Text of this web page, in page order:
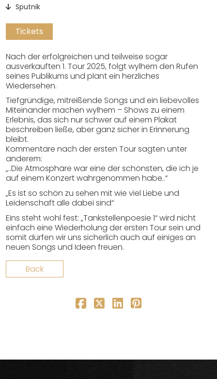
Sputnik
Tickets
Nach der erfolgreichen und teilweise sogar
ausverkauften 1. Tour 2025, folgt wylhem den Rufen
seines Publikums und plant ein herzliches
Wiedersehen.
Tiefgründige, mitreißende Songs und ein liebevolles
Miteinander machen wylhem – Shows zu einem
Erlebnis, das sich nur schwer auf einem Plakat
beschreiben ließe, aber ganz sicher in Erinnerung
bleibt.
Kommentare nach der ersten Tour sagten unter
anderem:
„..Die Atmosphäre war eine der schönsten, die ich je
auf einem Konzert wahrgenommen habe..“
„Es ist so schön zu sehen mit wie viel Liebe und
Leidenschaft alle dabei sind“
Eins steht wohl fest: „Tankstellenpoesie 1“ wird nicht
einfach eine Wiederholung der ersten Tour sein und
somit dürfen wir uns sicherlich auch auf einiges an
neuen Songs und Ideen freuen.
Back